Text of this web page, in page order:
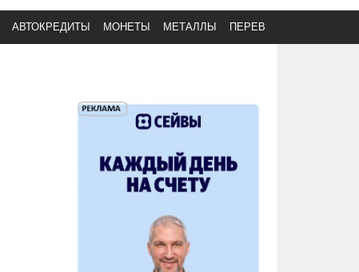
АВТОКРЕДИТЫ МОНЕТЫ МЕТАЛЛЫ ПЕРЕВОДЫ